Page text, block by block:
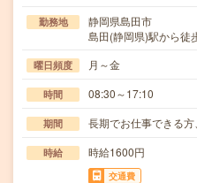
勤務地
静岡県島田市
島田(静岡県)駅から徒
曜日頻度 月～金
時間 08:30～17:10
期間 長期でお仕事できる方
時給 時給1600円
交通費